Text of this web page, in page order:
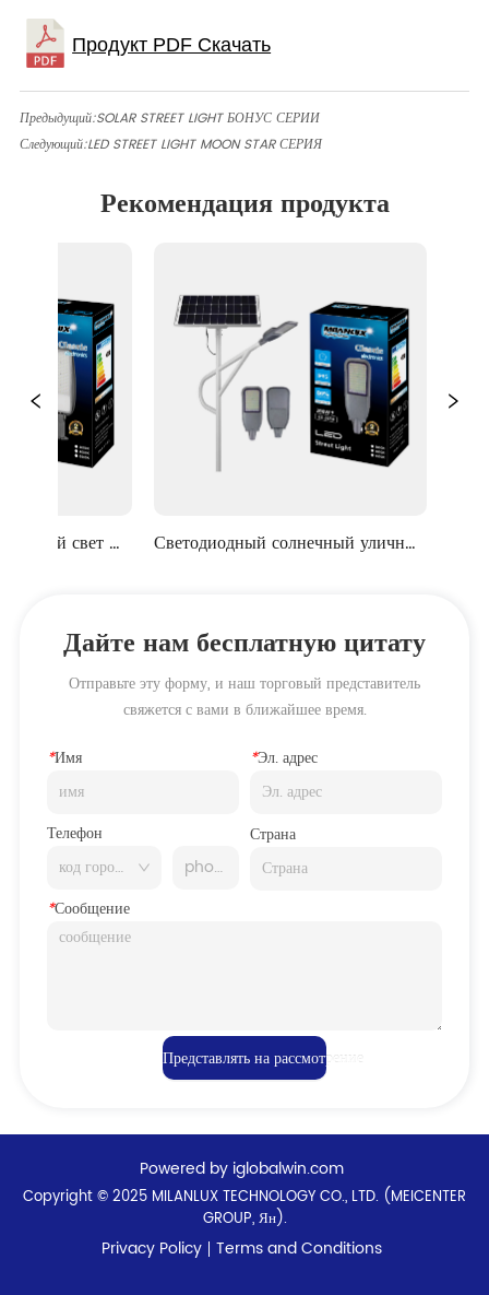
Предыдущий:SOLAR STREET LIGHT БОНУС СЕРИИ
Следующий:LED STREET LIGHT MOON STAR СЕРИЯ
Рекомендация продукта
свет
Светодиодный солнечный уличный
Дайте нам бесплатную цитату
Отправьте эту форму, и наш торговый представитель
свяжется с вами в ближайшее время.
*Имя *Эл. адрес
Телефон Страна
*Сообщение
Представлять на рассмотрение
Powered by iglobalwin.com
Copyright © 2025 MILANLUX TECHNOLOGY CO., LTD. (MEICENTER
GROUP, Ян).
Privacy Policy Terms and Conditions